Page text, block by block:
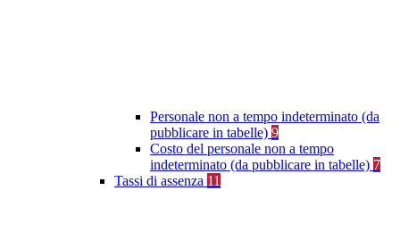
Personale non a tempo indeterminato (da
pubblicare in tabelle) 9
Costo del personale non a tempo
indeterminato (da pubblicare in tabelle) 7
Tassi di assenza 11